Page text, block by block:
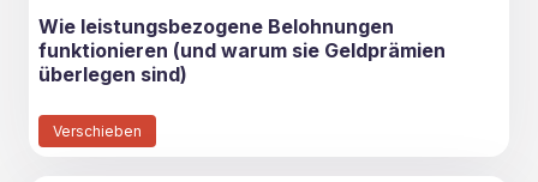
Wie leistungsbezogene Belohnungen
funktionieren (und warum sie Geldprämien
überlegen sind)
Verschieben